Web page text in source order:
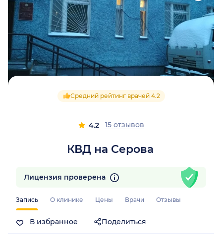
КВД на Серова
Средний рейтинг врачей 4.2
4.2 15 отзывов
Запись О клинике Цены Врачи Отзывы
В избранное Поделиться
Лицензия проверена